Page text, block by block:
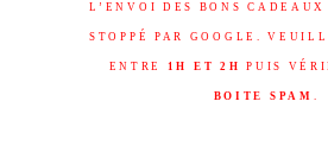
L’ENVOI DES BONS CADEAUX
STOPPÉ PAR GOOGLE.
ENTRE 1H ET 2H PUIS
BOITE SPAM .